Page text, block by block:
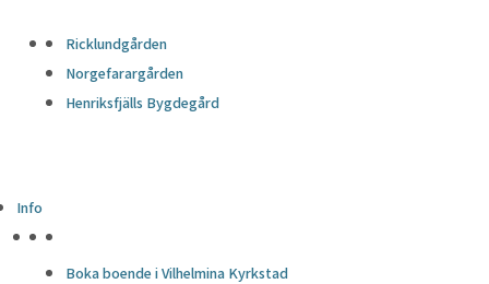
Ricklundgården
Norgefarargården
Henriksfjälls Bygdegård
Info
Boka boende i Vilhelmina Kyrkstad